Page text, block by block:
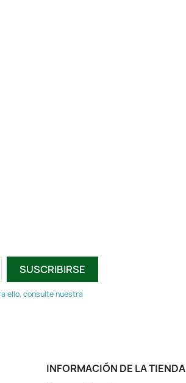
ello, consulte nuestra
INFORMACIÓN DE LA TIENDA